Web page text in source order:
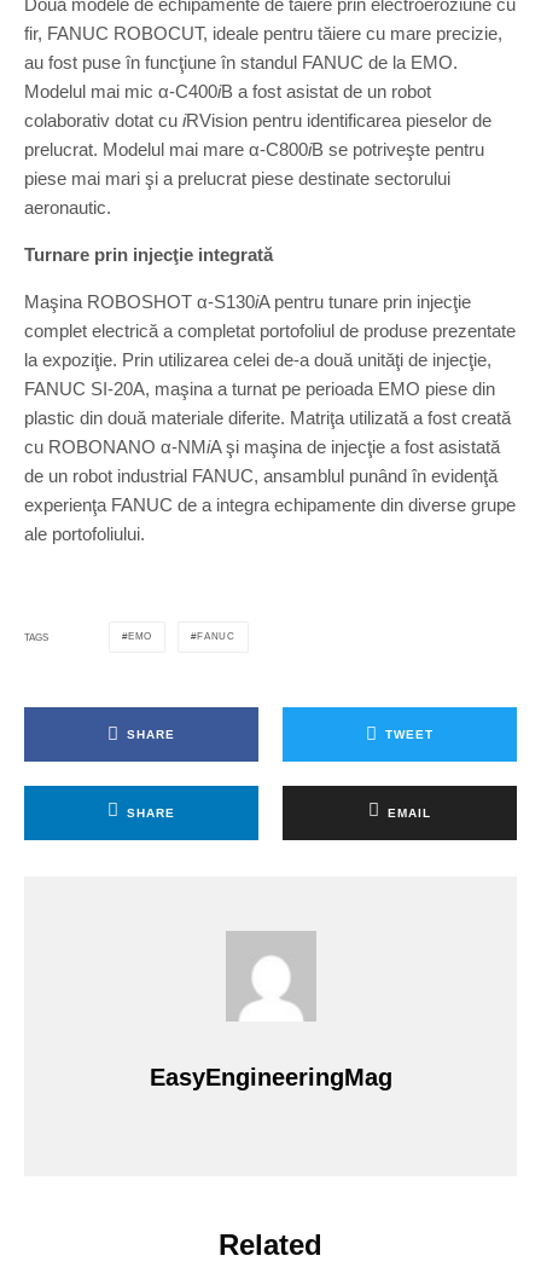
Două modele de echipamente de tăiere prin electroeroziune cu
fir, FANUC ROBOCUT, ideale pentru tăiere cu mare precizie,
au fost puse în funcţiune în standul FANUC de la EMO.
Modelul mai mic α-C400iB a fost asistat de un robot
colaborativ dotat cu iRVision pentru identificarea pieselor de
prelucrat. Modelul mai mare α-C800iB se potriveşte pentru
piese mai mari şi a prelucrat piese destinate sectorului
aeronautic.
Turnare prin injecţie integrată
Maşina ROBOSHOT α-S130iA pentru tunare prin injecţie
complet electrică a completat portofoliul de produse prezentate
la expoziţie. Prin utilizarea celei de-a două unităţi de injecţie,
FANUC SI-20A, maşina a turnat pe perioada EMO piese din
plastic din două materiale diferite. Matriţa utilizată a fost creată
cu ROBONANO α-NMiA şi maşina de injecţie a fost asistată
de un robot industrial FANUC, ansamblul punând în evidenţă
experienţa FANUC de a integra echipamente din diverse grupe
ale portofoliului.
TAGS EMO FANUC
SHARE TWEET
SHARE EMAIL
EasyEngineeringMag
Related